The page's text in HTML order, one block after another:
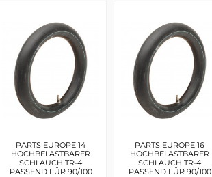
PARTS EUROPE 14
HOCHBELASTBARER
SCHLAUCH TR-4
PASSEND FÜR 90/100
PARTS EUROPE 16
HOCHBELASTBARER
SCHLAUCH TR-4
PASSEND FÜR 90/100